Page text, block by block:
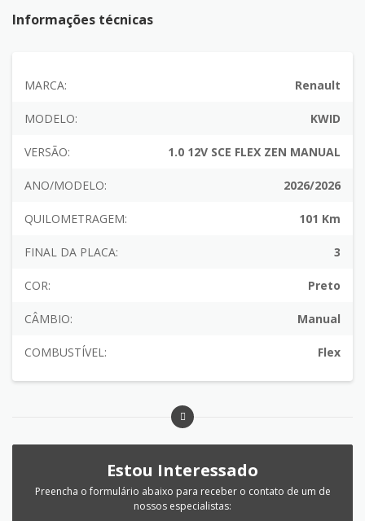
Informações técnicas
MARCA: Renault
MODELO: KWID
VERSÃO: 1.0 12V SCE FLEX ZEN MANUAL
ANO/MODELO: 2026/2026
QUILOMETRAGEM: 101 Km
FINAL DA PLACA: 3
COR: Preto
CÂMBIO: Manual
COMBUSTÍVEL: Flex
Estou Interessado
Preencha o formulário abaixo para receber o contato de um de
nossos especialistas: